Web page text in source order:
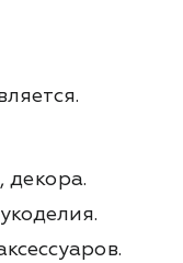
декора.